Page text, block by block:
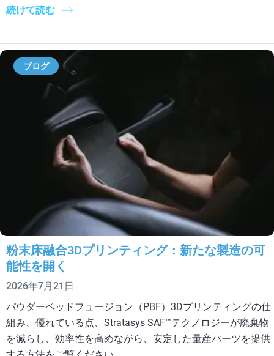
続けて読む
ブログ
粉末床融合3Dプリンティング：新たな製造の可
能性を開く
2026年7月21日
パウダーベッドフュージョン（PBF）3Dプリンティングの仕
組み、優れている点、Stratasys SAF™テクノロジーが廃棄物
を減らし、効率性を高めながら、安定した量産パーツを提供